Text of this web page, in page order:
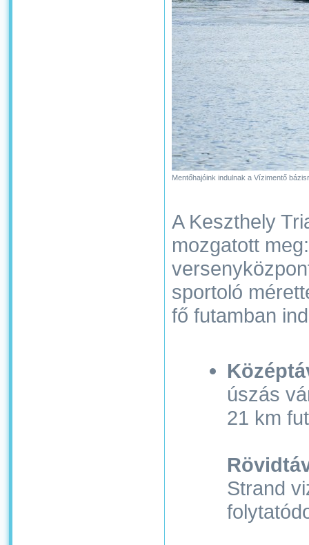
Mentőhajóink indulnak a Vízimentő
A Keszthely
mozgatott
sportoló
fő futamban
úszás
21 km
Strand